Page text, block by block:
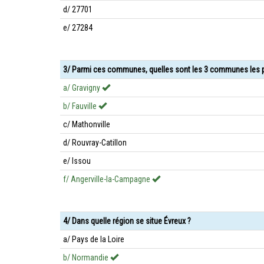
d/ 27701
e/ 27284
3/ Parmi ces communes, quelles sont les 3 communes les
a/ Gravigny
b/ Fauville
c/ Mathonville
d/ Rouvray-Catillon
e/ Issou
f/ Angerville-la-Campagne
4/ Dans quelle région se situe Évreux ?
a/ Pays de la Loire
b/ Normandie